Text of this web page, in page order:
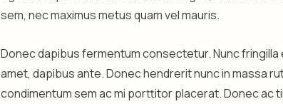
sem, nec maximus metus quam vel mauris.
Donec dapibus fermentum consectetur. Nunc
amet, dapibus ante. Donec hendrerit nunc in massa
condimentum sem ac mi porttitor placerat. Donec ac